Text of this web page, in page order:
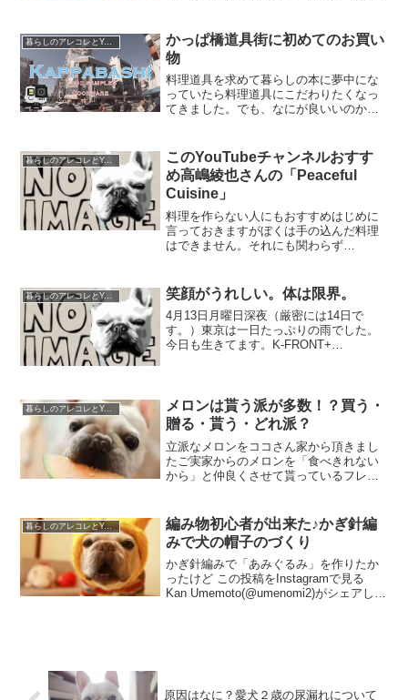
うとお高いウッドフェンスを手軽にDIY庭
付きの平屋に越...
暮らしのアレコレとYouTube運営
かっぱ橋道具街に初めてのお買い
物
料理道具を求めて暮らしの本に夢中にな
っていたら料理道具にこだわりたくなっ
てきました。でも、なにが良いいのかイ
ホームセンターとかで売っているフッ素
加工の青色の片手鍋でした...
暮らしのアレコレとYouTube運営
このYouTubeチャンネルおすす
め高嶋綾也さんの「Peaceful
Cuisine」
料理を作らない人にもおすすめはじめに
言っておきますがぼくは手の込んだ料理
はできません。それにも関わらず
ます。なぜなのか。それはセンスの良い
キッチンおし...
暮らしのアレコレとYouTube運営 笑顔がうれしい。体は限界。
4月13日月曜日深夜（厳密には14日で
す。）東京は一日たっぷりの雨でした。
今日も生きてます。K-FRONT+
ますが、...
暮らしのアレコレとYouTube運営
メロンは貰う派が多数！？買う・
贈る・貰う・どれ派？
立派なメロンをココさん家から頂きまし
たご実家からのメロンを「食べきれない
から」と仲良くさせて貰っているフレン
ロンの半球をカップにして食べていて、
それはそれは可愛かった♪...
暮らしのアレコレとYouTube運営
編み物初心者が出来た♪かぎ針編
みで犬の帽子のづくり
かぎ針編みで「あみぐるみ」を作りたか
ったけど この投稿をInstagramで見る
Kan Umemoto(@umenomi2)がシェアした
原因はなに？愛犬２歳の尿漏れについて